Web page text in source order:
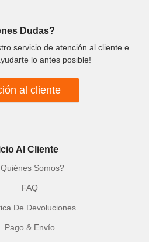
Dudas?
servicio de atención al cliente e
lo antes posible!
al cliente
Al Cliente
Somos?
FAQ
De Devoluciones
Pago & Envío